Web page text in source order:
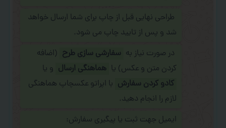
طراحی نهایی قبل از چاپ برای شما ارسال خواهد
شد و پس از تایید چاپ می شود.
در صورت نیاز به سفارشی سازی طرح (اضافه
کردن متن و عکس) یا هماهنگی ارسال و یا
کادو کردن سفارش با اپراتو عکسچاپ هماهنگی
لازم را انجام دهید.
ایمیل جهت ثبت یا پیگیری سفارش: